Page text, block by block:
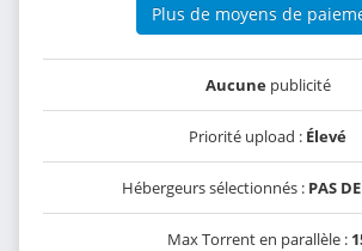
Plus de moyens de
Aucunepublicité
Priorité upload : Élevé
Hébergeurs sélectionnés : PAS
Max Torrent en parallèle :